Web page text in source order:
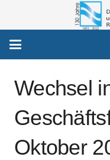
Wechsel
Oktober